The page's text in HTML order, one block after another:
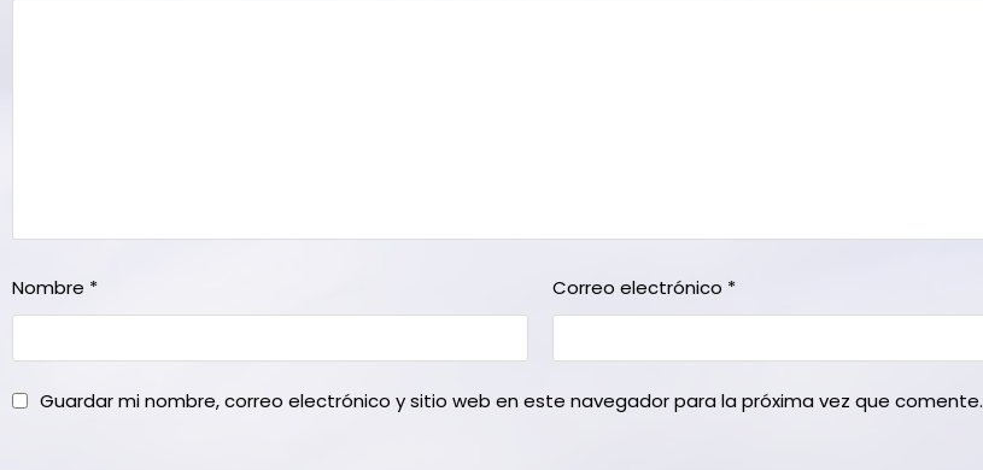
Nombre * Correo electrónico *
Guardar mi nombre, correo electrónico y sitio web en este navegador para la próxima vez que comente.